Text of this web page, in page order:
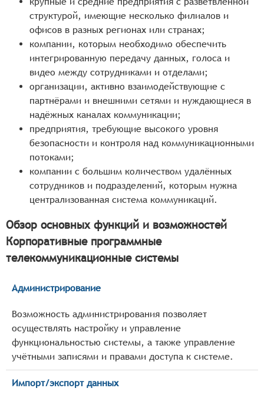
структурой, имеющие несколько филиалов и
офисов в разных регионах или странах;
компании, которым необходимо обеспечить
интегрированную передачу данных, голоса и
видео между сотрудниками и отделами;
организации, активно взаимодействующие с
партнёрами и внешними сетями и нуждающиеся в
надёжных каналах коммуникации;
предприятия, требующие высокого уровня
безопасности и контроля над коммуникационными
потоками;
компании с большим количеством удалённых
сотрудников и подразделений, которым нужна
централизованная система коммуникаций.
Обзор основных функций и возможностей
Корпоративные программные
телекоммуникационные системы
Администрирование
Возможность администрирования позволяет
осуществлять настройку и управление
функциональностью системы, а также управление
учётными записями и правами доступа к системе.
Импорт/экспорт данных